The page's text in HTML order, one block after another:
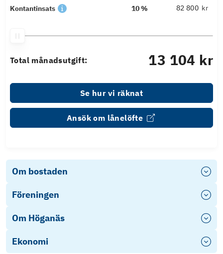
Kontantinsats 10 % kr
Total månadsutgift: 13 104 kr
Se hur vi räknat
Ansök om lånelöfte
Om bostaden
Föreningen
Om Höganäs
Ekonomi